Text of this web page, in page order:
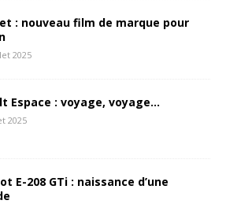
: nouveau film de marque pour
2025
Espace : voyage, voyage…
2025
E-208 GTi : naissance d’une